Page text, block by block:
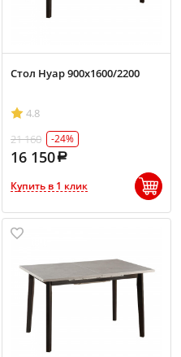
Стол Нуар 900х1600/2200
4.8
21 160
-24%
16 150
Купить в 1 клик